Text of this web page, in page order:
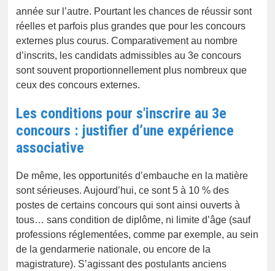
année sur l’autre. Pourtant les chances de réussir sont
réelles et parfois plus grandes que pour les concours
externes plus courus. Comparativement au nombre
d’inscrits, les candidats admissibles au 3e concours
sont souvent proportionnellement plus nombreux que
ceux des concours externes.
Les conditions pour s'inscrire au 3e
concours : justifier d’une expérience
associative
De même, les opportunités d’embauche en la matière
sont sérieuses. Aujourd’hui, ce sont 5 à 10 % des
postes de certains concours qui sont ainsi ouverts à
tous… sans condition de diplôme, ni limite d’âge (sauf
professions réglementées, comme par exemple, au sein
de la gendarmerie nationale, ou encore de la
magistrature). S’agissant des postulants anciens